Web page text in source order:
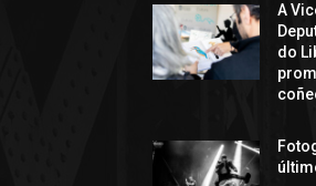
A
do